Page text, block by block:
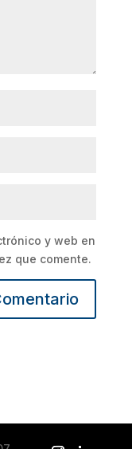
y web en
que comente.